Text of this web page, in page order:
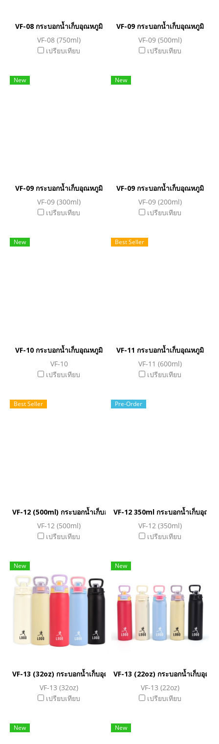
VF-08 กระบอกน้ำเก็บอุณหภูมิ
VF-08 (750ml)
เปรียบเทียบ
VF-09 กระบอกน้ำเก็บอุณหภูมิ
VF-09 (500ml)
เปรียบเทียบ
New
VF-09 กระบอกน้ำเก็บอุณหภูมิ
VF-09 (300ml)
เปรียบเทียบ
New
VF-09 กระบอกน้ำเก็บอุณหภูมิ
VF-09 (200ml)
เปรียบเทียบ
New
VF-10 กระบอกน้ำเก็บอุณหภูมิ
VF-10
เปรียบเทียบ
Best Seller
VF-11 กระบอกน้ำเก็บอุณหภูมิ
VF-11 (600ml)
เปรียบเทียบ
Best Seller
VF-12 (500ml) กระบอกน้ำเก็บอุณหภูมิ
VF-12 (500ml)
เปรียบเทียบ
Pre-Order
VF-12 350ml กระบอกน้ำเก็บอุณห
VF-12 (350ml)
เปรียบเทียบ
New
VF-13 (32oz) กระบอกน้ำเก็บอุณหภูมิ
VF-13 (32oz)
เปรียบเทียบ
New
VF-13 (22oz) กระบอกน้ำเก็บอุณห
VF-13 (22oz)
เปรียบเทียบ
New New